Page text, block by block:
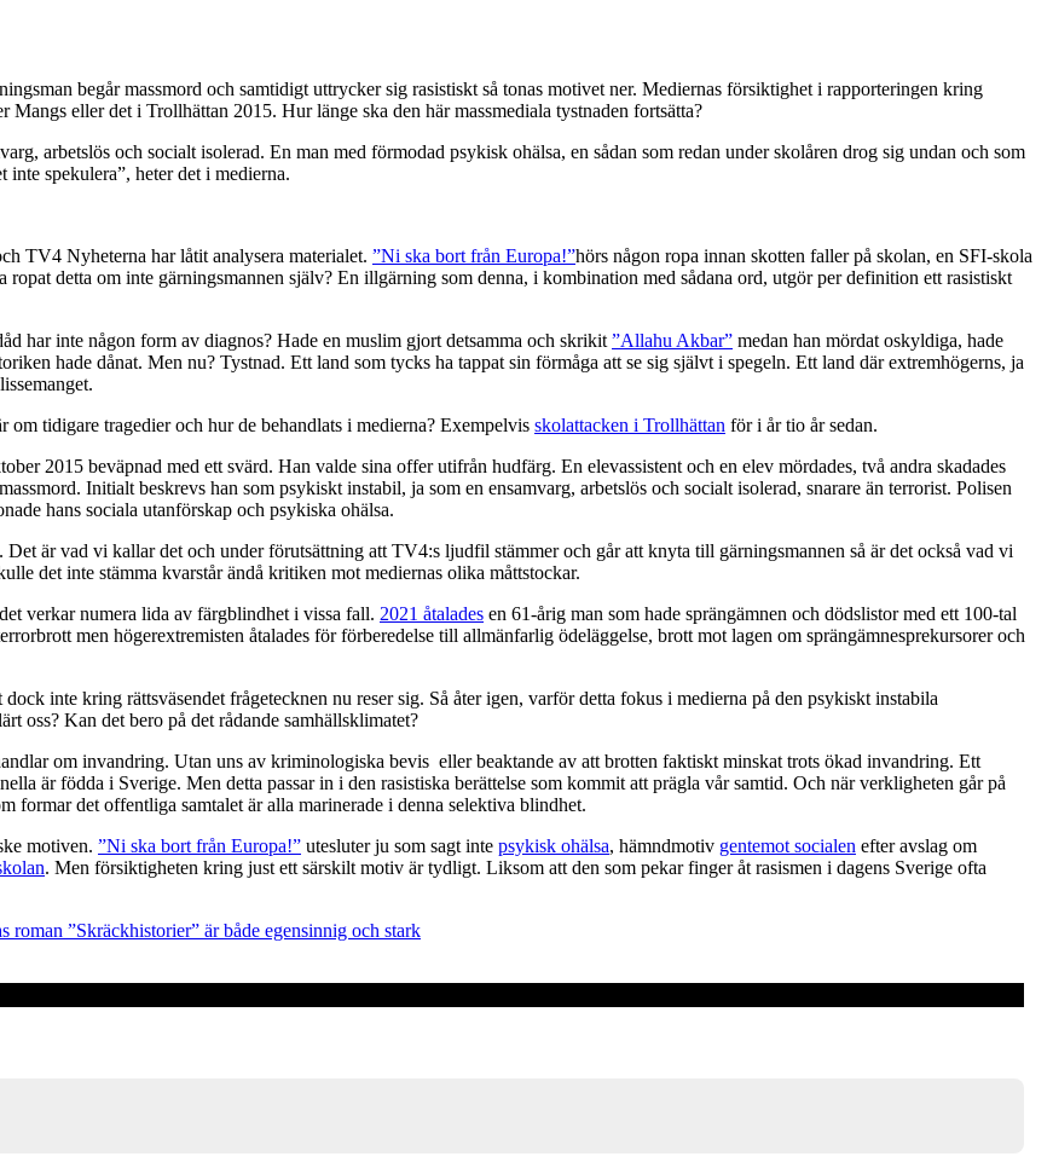
begår massmord och samtidigt uttrycker sig rasistiskt så tonas motivet ner. Mediernas försiktighet i rapporteringen kring
eller det i Trollhättan 2015. Hur länge ska den här massmediala tystnaden fortsätta?
arbetslös och socialt isolerad. En man med förmodad psykisk ohälsa, en sådan som redan under skolåren drog sig undan och som
spekulera”, heter det i medierna.
TV4 Nyheterna har låtit analysera materialet. ”Ni ska bort från Europa!”hörs någon ropa innan skotten faller på skolan, en SFI-skola
detta om inte gärningsmannen själv? En illgärning som denna, i kombination med sådana ord, utgör per definition ett rasistiskt
har inte någon form av diagnos? Hade en muslim gjort detsamma och skrikit ”Allahu Akbar” medan han mördat oskyldiga, hade
hade dånat. Men nu? Tystnad. Ett land som tycks ha tappat sin förmåga att se sig självt i spegeln. Ett land där extremhögerns, ja
tidigare tragedier och hur de behandlats i medierna? Exempelvis skolattacken i Trollhättan för i år tio år sedan.
2015 beväpnad med ett svärd. Han valde sina offer utifrån hudfärg. En elevassistent och en elev mördades, två andra skadades
Initialt beskrevs han som psykiskt instabil, ja som en ensamvarg, arbetslös och socialt isolerad, snarare än terrorist. Polisen
hans sociala utanförskap och psykiska ohälsa.
är vad vi kallar det och under förutsättning att TV4:s ljudfil stämmer och går att knyta till gärningsmannen så är det också vad vi
det inte stämma kvarstår ändå kritiken mot mediernas olika måttstockar.
verkar numera lida av färgblindhet i vissa fall. 2021 åtalades en 61-årig man som hade sprängämnen och dödslistor med ett 100-tal
men högerextremisten åtalades för förberedelse till allmänfarlig ödeläggelse, brott mot lagen om sprängämnesprekursorer och
inte kring rättsväsendet frågetecknen nu reser sig. Så åter igen, varför detta fokus i medierna på den psykiskt instabila
oss? Kan det bero på det rådande samhällsklimatet?
om invandring. Utan uns av kriminologiska bevis eller beaktande av att brotten faktiskt minskat trots ökad invandring. Ett
är födda i Sverige. Men detta passar in i den rasistiska berättelse som kommit att prägla vår samtid. Och när verkligheten går på
formar det offentliga samtalet är alla marinerade i denna selektiva blindhet.
motiven. ”Ni ska bort från Europa!” utesluter ju som sagt inte psykisk ohälsa, hämndmotiv gentemot socialen efter avslag om
. Men försiktigheten kring just ett särskilt motiv är tydligt. Liksom att den som pekar finger åt rasismen i dagens Sverige ofta
roman ”Skräckhistorier” är både egensinnig och stark